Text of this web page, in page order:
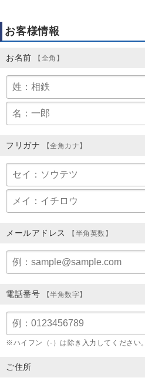
お客様情報
お名前 【全角】
フリガナ 【全角カナ】
メールアドレス 【半角英数】
電話番号 【半角数字】
※ハイフン（-）は除き入力してください。
ご住所